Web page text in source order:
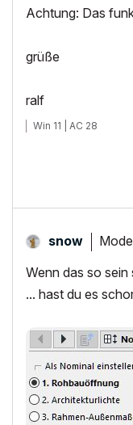
Achtung: Das
grüße
ralf
Win 11 | AC 28
snow
Wenn das so
... hast du es